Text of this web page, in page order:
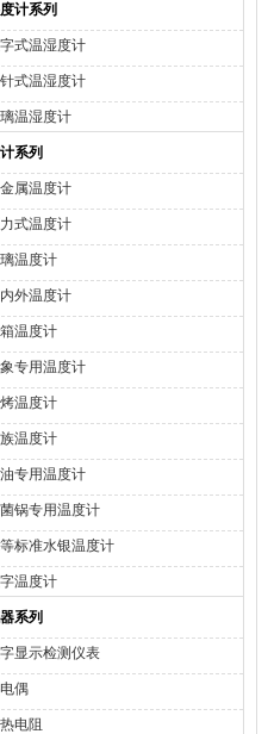
计系列
式温湿度计
式温湿度计
温湿度计
系列
属温度计
式温度计
温度计
外温度计
温度计
专用温度计
温度计
温度计
专用温度计
锅专用温度计
标准水银温度计
温度计
系列
显示检测仪表
偶
电阻